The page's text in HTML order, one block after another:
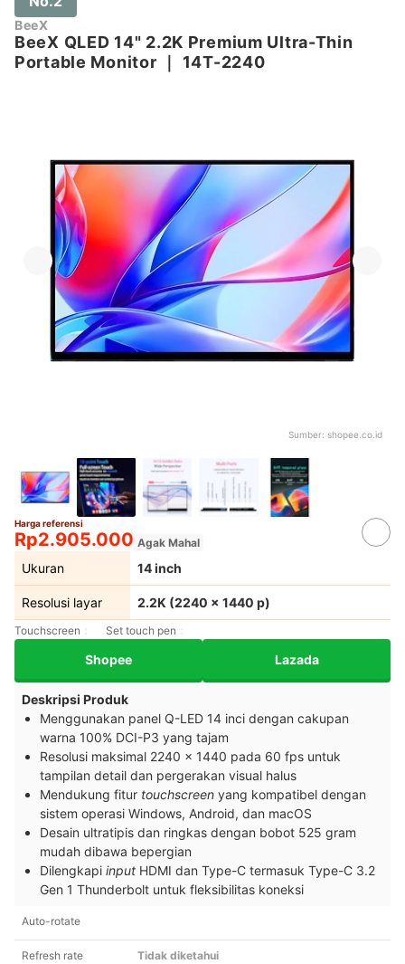
BeeX
BeeX QLED 14" 2.2K Premium Ultra-Thin
Portable Monitor
14T-2240
Sumber: shopee.co.id
Harga referensi
Rp2.905.000 Agak Mahal
Ukuran 14 inch
Resolusi layar 2.2K (2240 x 1440 p)
Touchscreen Set touch pen
Shopee Lazada
Deskripsi Produk
Menggunakan panel Q-LED 14 inci dengan cakupan
warna 100% DCI-P3 yang tajam
Resolusi maksimal 2240 x 1440 pada 60 fps untuk
tampilan detail dan pergerakan visual halus
Mendukung fitur touchscreen yang kompatibel dengan
sistem operasi Windows, Android, dan macOS
Desain ultratipis dan ringkas dengan bobot 525 gram
mudah dibawa bepergian
Dilengkapi input HDMI dan Type-C termasuk Type-C 3.2
Gen 1 Thunderbolt untuk fleksibilitas koneksi
Auto-rotate
Refresh rate Tidak diketahui